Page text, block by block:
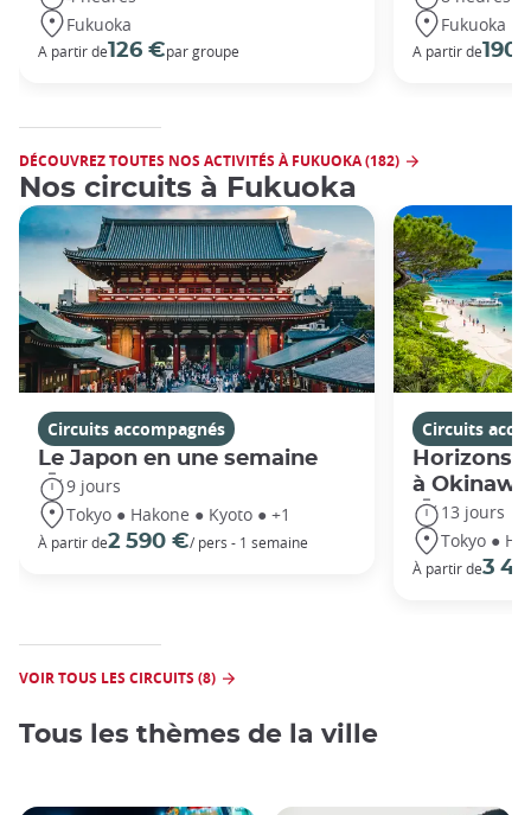
Fukuoka
A partir de126 €par groupe
Fukuoka
A partir de190
DÉCOUVREZ TOUTES NOS ACTIVITÉS À FUKUOKA (182)
Nos circuits à Fukuoka
Circuits accompagnés
Le Japon en une semaine
9 jours
Tokyo ● Hakone ● Kyoto ● +1
À partir de2 590 €/ pers - 1 semaine
Circuits
Horizons
à Okinawa
13 jours
Tokyo ●
À partir de3
VOIR TOUS LES CIRCUITS (8)
Tous les thèmes de la ville